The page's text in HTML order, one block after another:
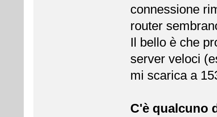
connessione
router
Il bello è che
server veloci
mi scarica a
C'è qualcuno